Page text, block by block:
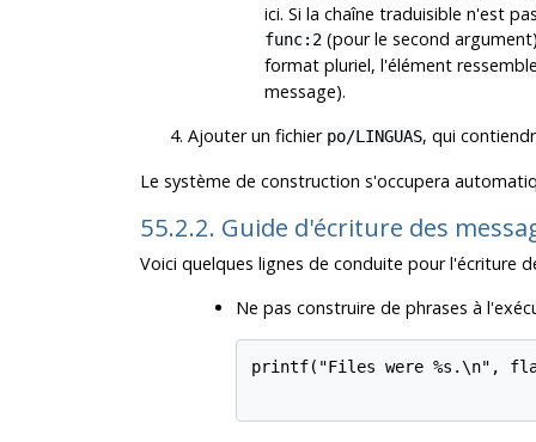
ici. Si la chaîne traduisible n'est
func:2(pour le second
format pluriel, l'élément
message).
Ajouter un fichier po/LINGUAS, qui
Le système de construction s'occupera
55.2.2. Guide d'écriture des
Voici quelques lignes de conduite pour l'écriture
Ne pas construire de phrases à
printf("Files were %s.\n",